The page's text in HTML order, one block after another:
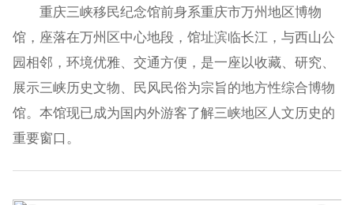
重庆三峡移民纪念馆前身系重庆市万州地区博物
馆，座落在万州区中心地段，馆址滨临长江，与西山公
园相邻，环境优雅、交通方便，是一座以收藏、研究、
展示三峡历史文物、民风民俗为宗旨的地方性综合博物
馆。本馆现已成为国内外游客了解三峡地区人文历史的
重要窗口。